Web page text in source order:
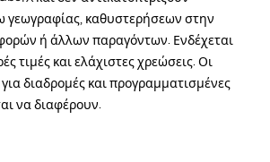
γεωγραφίας, καθυστερήσεων στην
ή άλλων παραγόντων. Ενδέχεται
τιμές και ελάχιστες χρεώσεις. Οι
διαδρομές και προγραμματισμένες
να διαφέρουν.